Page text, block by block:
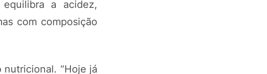
a acidez,
com composição
“Hoje já